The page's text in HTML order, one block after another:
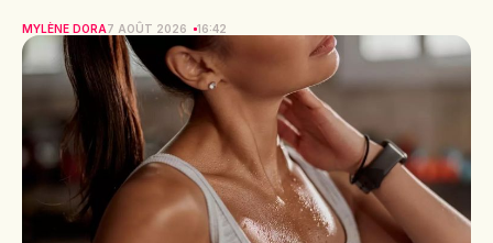
MYLÈNE DORA7 AOÛT 2026 16:42